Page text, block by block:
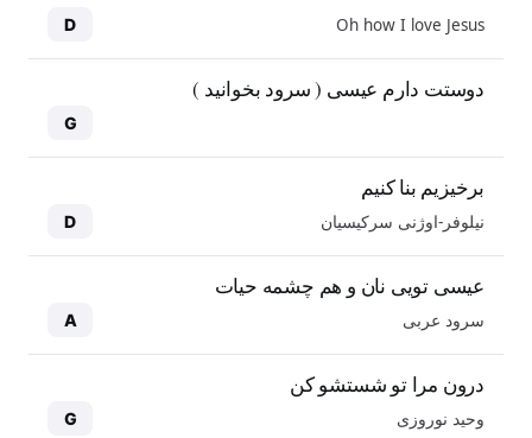
Oh how I love Jesus
D
دوستت دارم عیسی ( سرود بخوانید )
G
برخیزیم بنا کنیم
نیلوفر-اوژنی سرکیسیان D
عیسی تویی نان و هم چشمه حیات
سرود عربی A
درون مرا تو شستشو کن
وحید نوروزی G